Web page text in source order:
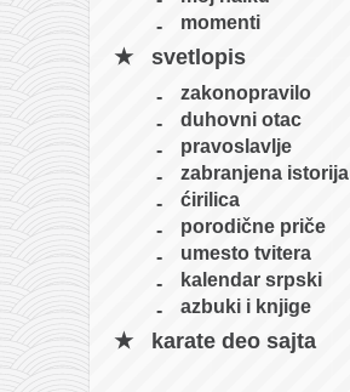
momenti
svetlopis
zakonopravilo
duhovni otac
pravoslavlje
zabranjena istorija
ćirilica
porodične priče
umesto tvitera
kalendar srpski
azbuki i knjige
karate deo sajta